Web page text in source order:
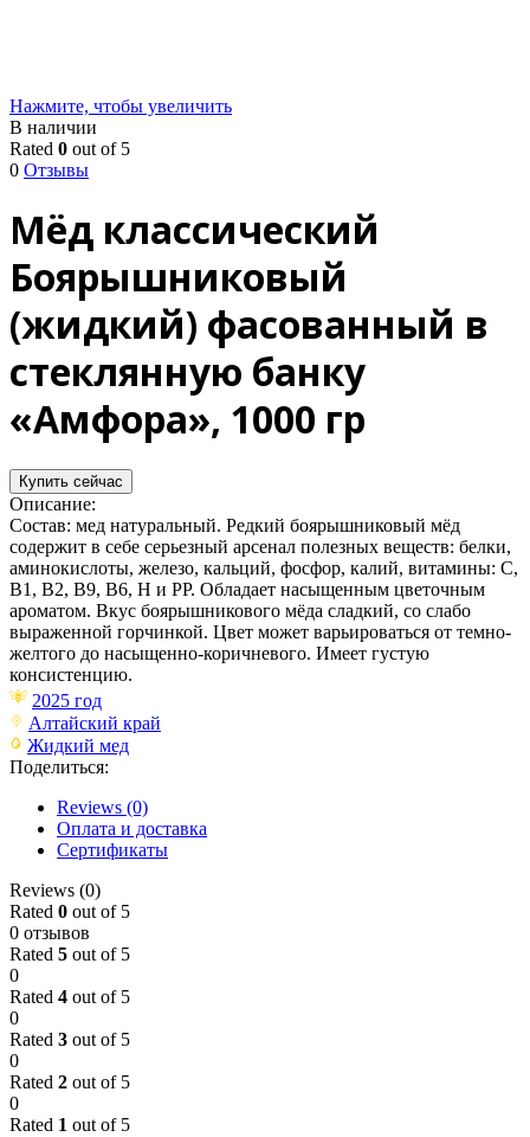
Нажмите, чтобы увеличить
В наличии
Rated 0 out of 5
0 Отзывы
Мёд классический
Боярышниковый
(жидкий) фасованный в
стеклянную банку
«Амфора», 1000 гр
Купить сейчас
Описание:
Состав: мед натуральный. Редкий боярышниковый мёд
содержит в себе серьезный арсенал полезных веществ: белки,
аминокислоты, железо, кальций, фосфор, калий, витамины: С,
В1, В2, В9, В6, H и PP. Обладает насыщенным цветочным
ароматом. Вкус боярышникового мёда сладкий, со слабо
выраженной горчинкой. Цвет может варьироваться от темно-
желтого до насыщенно-коричневого. Имеет густую
консистенцию.
2025 год
Алтайский край
Жидкий мед
Поделиться:
Reviews (0)
Оплата и доставка
Сертификаты
Reviews (0)
Rated 0 out of 5
0 отзывов
Rated 5 out of 5
0
Rated 4 out of 5
0
Rated 3 out of 5
0
Rated 2 out of 5
0
Rated 1 out of 5